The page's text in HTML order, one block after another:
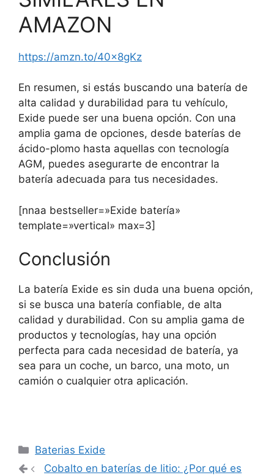
AMAZON
https://amzn.to/40x8gKz
En resumen, si estás buscando una batería de
alta calidad y durabilidad para tu vehículo,
Exide puede ser una buena opción. Con una
amplia gama de opciones, desde baterías de
ácido-plomo hasta aquellas con tecnología
AGM, puedes asegurarte de encontrar la
batería adecuada para tus necesidades.
[nnaa bestseller=»Exide batería»
template=»vertical» max=3]
Conclusión
La batería Exide es sin duda una buena opción,
si se busca una batería confiable, de alta
calidad y durabilidad. Con su amplia gama de
productos y tecnologías, hay una opción
perfecta para cada necesidad de batería, ya
sea para un coche, un barco, una moto, un
camión o cualquier otra aplicación.
Categorías
Baterias Exide
Navegación
Cobalto en baterías de litio: ¿Por qué es